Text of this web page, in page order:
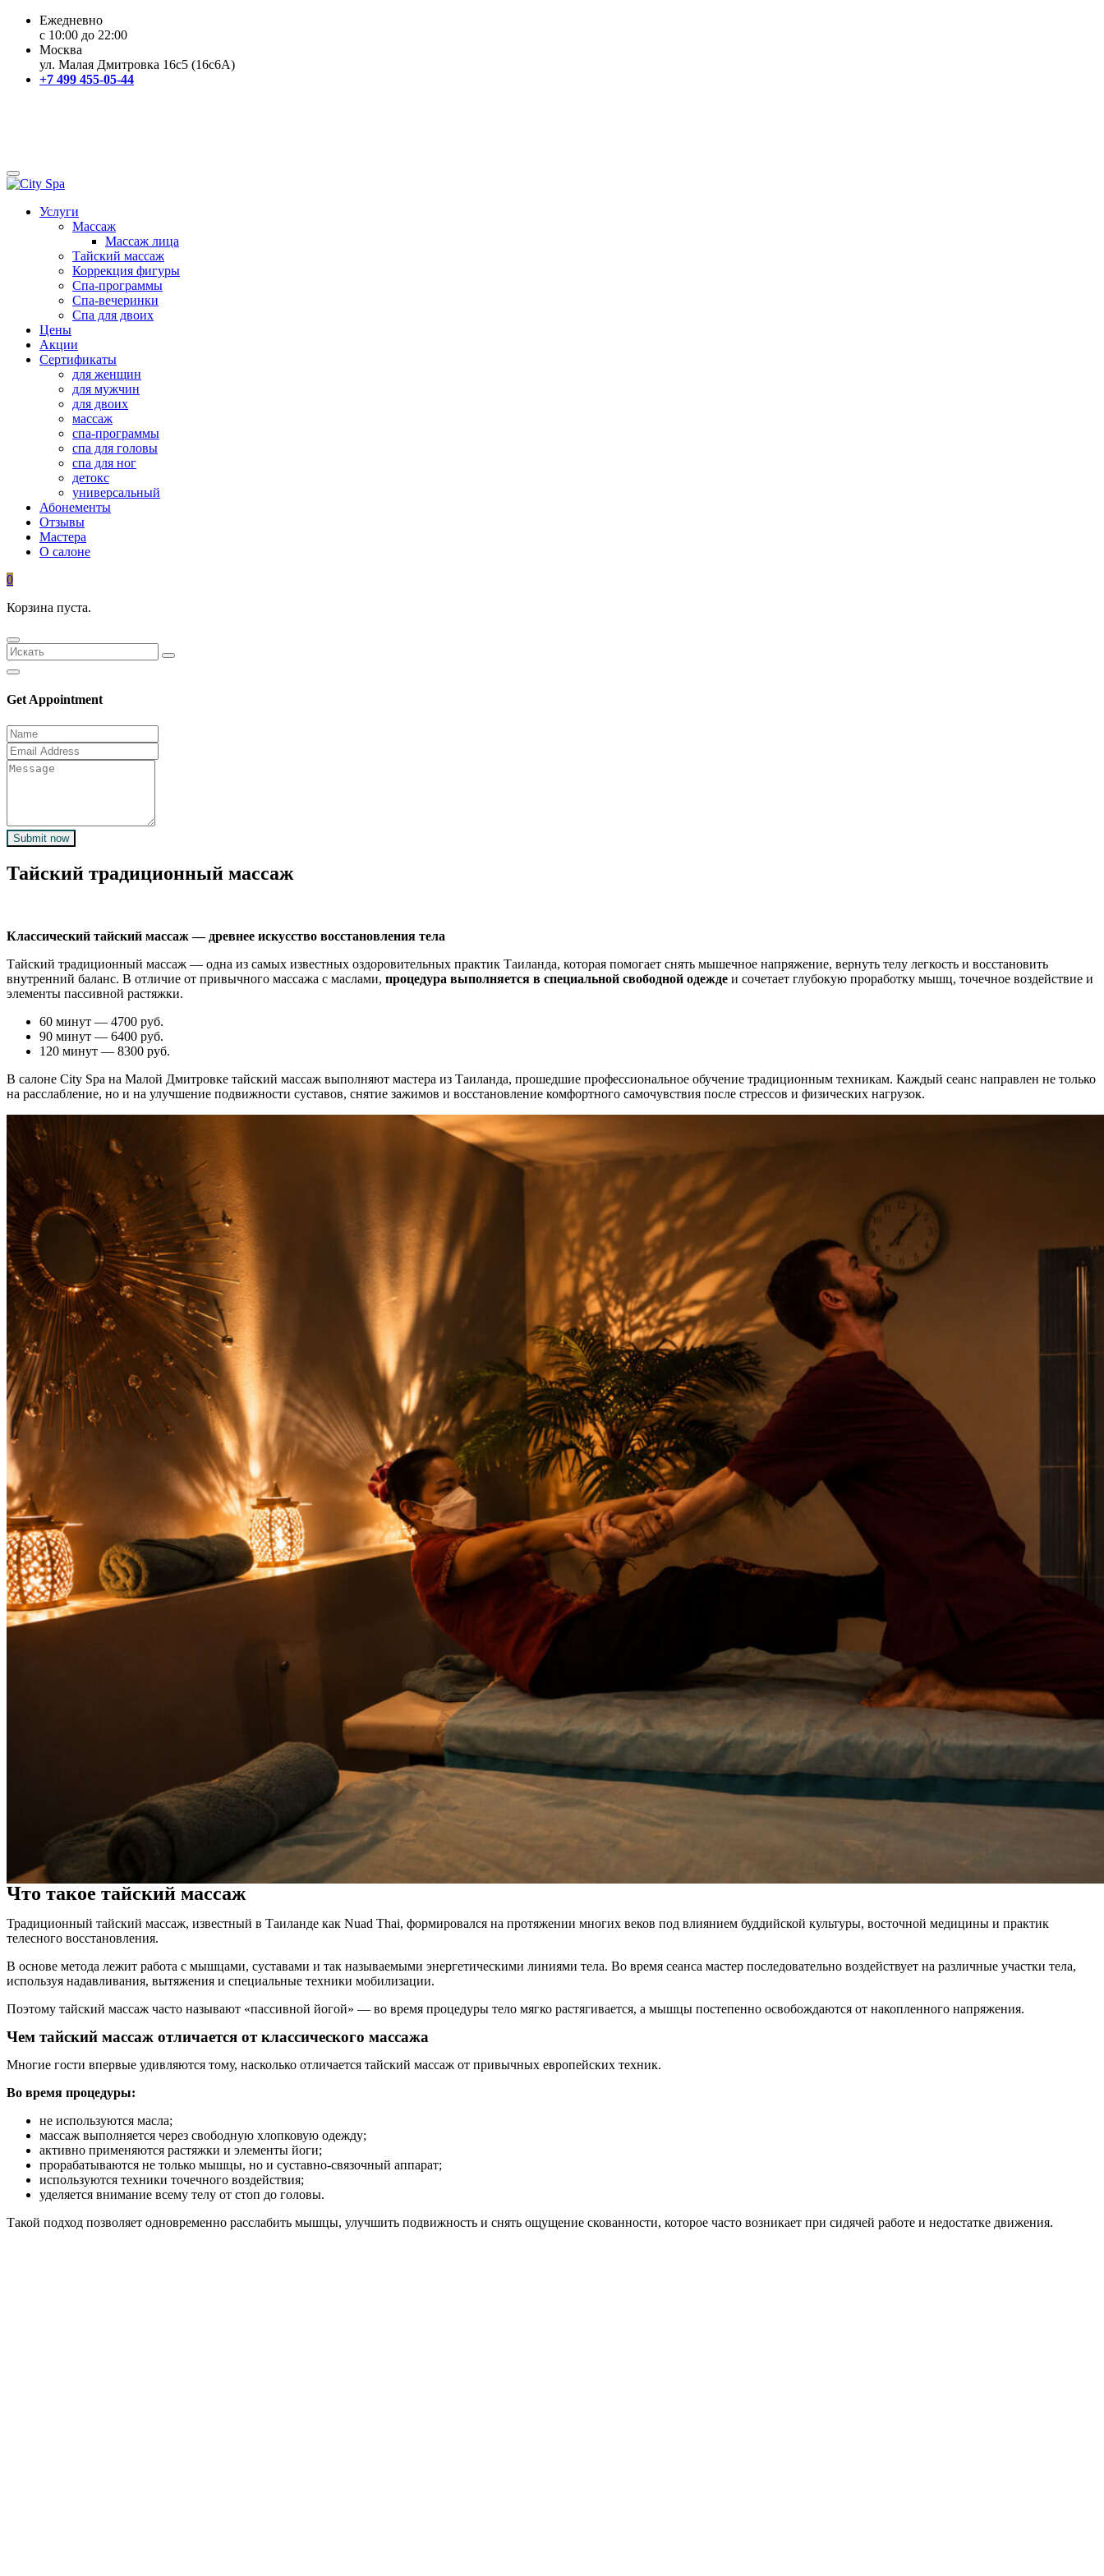
Ежедневно
с 10:00 до 22:00
Москва
ул. Малая Дмитровка 16с5 (16с6А)
+7 499 455-05-44
Услуги
Массаж
Массаж лица
Тайский массаж
Коррекция фигуры
Спа-программы
Спа-вечеринки
Спа для двоих
Цены
Акции
Сертификаты
для женщин
для мужчин
для двоих
массаж
спа-программы
спа для головы
спа для ног
детокс
универсальный
Абонементы
Отзывы
Мастера
О салоне
0
Корзина пуста.
Get Appointment
Submit now
Тайский традиционный массаж
Классический тайский массаж — древнее искусство восстановления тела
Тайский традиционный массаж — одна из самых известных оздоровительных практик Таиланда, которая помогает снять мышечное напряжение, вернуть телу легкость и восстановить
внутренний баланс. В отличие от привычного массажа с маслами, процедура выполняется в специальной свободной одежде и сочетает глубокую проработку мышц, точечное воздействие и
элементы пассивной растяжки.
60 минут — 4700 руб.
90 минут — 6400 руб.
120 минут — 8300 руб.
В салоне City Spa на Малой Дмитровке тайский массаж выполняют мастера из Таиланда, прошедшие профессиональное обучение традиционным техникам. Каждый сеанс направлен не только
на расслабление, но и на улучшение подвижности суставов, снятие зажимов и восстановление комфортного самочувствия после стрессов и физических нагрузок.
Что такое тайский массаж
Традиционный тайский массаж, известный в Таиланде как Nuad Thai, формировался на протяжении многих веков под влиянием буддийской культуры, восточной медицины и практик
телесного восстановления.
В основе метода лежит работа с мышцами, суставами и так называемыми энергетическими линиями тела. Во время сеанса мастер последовательно воздействует на различные участки тела,
используя надавливания, вытяжения и специальные техники мобилизации.
Поэтому тайский массаж часто называют «пассивной йогой» — во время процедуры тело мягко растягивается, а мышцы постепенно освобождаются от накопленного напряжения.
Чем тайский массаж отличается от классического массажа
Многие гости впервые удивляются тому, насколько отличается тайский массаж от привычных европейских техник.
Во время процедуры:
не используются масла;
массаж выполняется через свободную хлопковую одежду;
активно применяются растяжки и элементы йоги;
прорабатываются не только мышцы, но и суставно-связочный аппарат;
используются техники точечного воздействия;
уделяется внимание всему телу от стоп до головы.
Такой подход позволяет одновременно расслабить мышцы, улучшить подвижность и снять ощущение скованности, которое часто возникает при сидячей работе и недостатке движения.